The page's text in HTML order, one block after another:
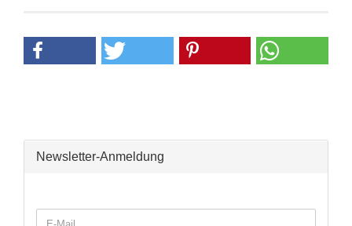
Newsletter-Anmeldung
E-